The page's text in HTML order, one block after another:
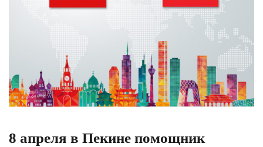
8 апреля в Пекине помощник